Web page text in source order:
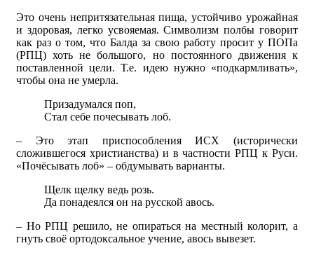
Это очень непритязательная пища, устойчиво урожайная
и здоровая, легко усвояемая. Символизм полбы говорит
как раз о том, что Балда за свою работу просит у ПОПа
(РПЦ) хоть не большого, но постоянного движения к
поставленной цели. Т.е. идею нужно «подкармливать»,
чтобы она не умерла.
Призадумался поп,
Стал себе почесывать лоб.
– Это этап приспособления ИСХ (исторически
сложившегося христианства) и в частности РПЦ к Руси.
«Почёсывать лоб» – обдумывать варианты.
Щелк щелку ведь розь.
Да понадеялся он на русской авось.
– Но РПЦ решило, не опираться на местный колорит, а
гнуть своё ортодоксальное учение, авось вывезет.